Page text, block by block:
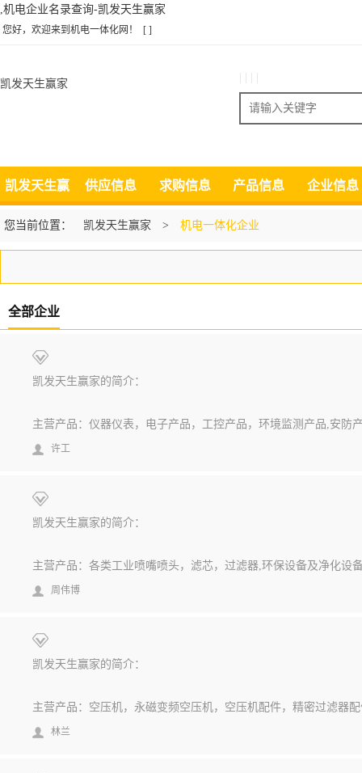
,机电企业名录查询-凯发天生赢家
您好，欢迎来到机电一体化网！ [ ]
凯发天生赢家
搜索
凯发天生赢
家
供应信息 求购信息 产品信息 企业信息
您当前位置： 凯发天生赢家 > 机电一体化企业
全部企业
凯发天生赢家的简介：
主营产品：仪器仪表，电子产品，工控产品，环境监测产品,安防
许工
凯发天生赢家的简介：
主营产品：各类工业喷嘴喷头，滤芯，过滤器,环保设备及净化设
周伟博
凯发天生赢家的简介：
主营产品：空压机，永磁变频空压机，空压机配件，精密过滤器
林兰